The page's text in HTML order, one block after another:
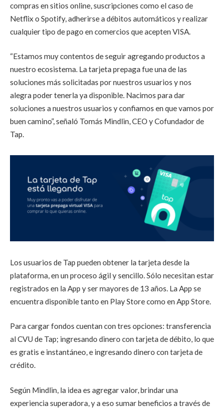
compras en sitios online, suscripciones como el caso de
Netflix o Spotify, adherirse a débitos automáticos y realizar
cualquier tipo de pago en comercios que acepten VISA.
“Estamos muy contentos de seguir agregando productos a
nuestro ecosistema. La tarjeta prepaga fue una de las
soluciones más solicitadas por nuestros usuarios y nos
alegra poder tenerla ya disponible. Nacimos para dar
soluciones a nuestros usuarios y confiamos en que vamos por
buen camino”, señaló Tomás Mindlin, CEO y Cofundador de
Tap.
Los usuarios de Tap pueden obtener la tarjeta desde la
plataforma, en un proceso ágil y sencillo. Sólo necesitan estar
registrados en la App y ser mayores de 13 años. La App se
encuentra disponible tanto en Play Store como en App Store.
Para cargar fondos cuentan con tres opciones: transferencia
al CVU de Tap; ingresando dinero con tarjeta de débito, lo que
es gratis e instantáneo, e ingresando dinero con tarjeta de
crédito.
Según Mindlin, la idea es agregar valor, brindar una
experiencia superadora, y a eso sumar beneficios a través de